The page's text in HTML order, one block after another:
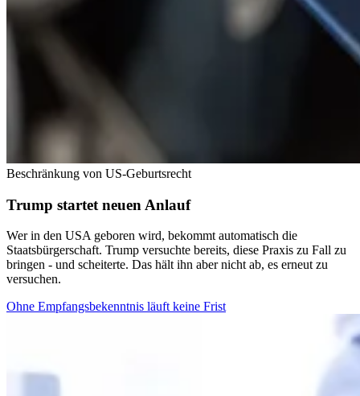
Beschränkung von US-Geburtsrecht
Trump startet neuen Anlauf
Wer in den USA geboren wird, bekommt automatisch die
Staatsbürgerschaft. Trump versuchte bereits, diese Praxis zu Fall zu
bringen - und scheiterte. Das hält ihn aber nicht ab, es erneut zu
versuchen.
Ohne Empfangsbekenntnis läuft keine Frist